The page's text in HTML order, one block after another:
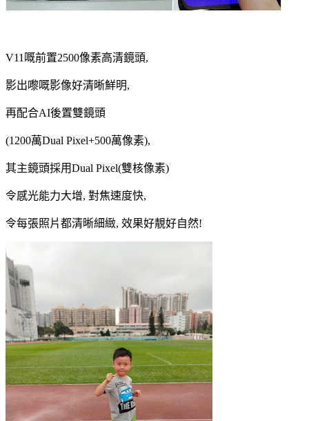
V11嘅前置2500像素高清鏡頭,
影出嚟嘅影像好清晰鮮明,
再配合AI後置雙鏡頭
(1200萬Dual Pixel+500萬像素),
其主鏡頭採用Dual Pixel(雙核像素)
令感光能力大增, 對焦速度快,
令每張照片都清晰細緻, 效果好靚好自然!